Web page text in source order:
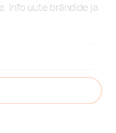
Info uute brändide ja